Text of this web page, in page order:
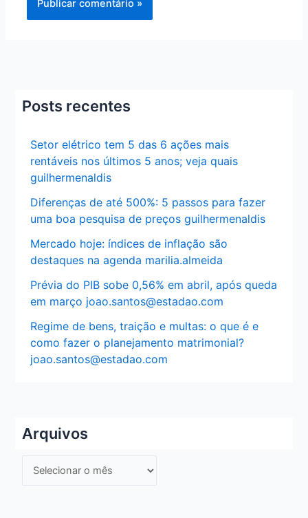
Posts recentes
Setor elétrico tem 5 das 6 ações mais
rentáveis nos últimos 5 anos; veja quais
guilhermenaldis
Diferenças de até 500%: 5 passos para fazer
uma boa pesquisa de preços guilhermenaldis
Mercado hoje: índices de inflação são
destaques na agenda marilia.almeida
Prévia do PIB sobe 0,56% em abril, após queda
em março joao.santos@estadao.com
Regime de bens, traição e multas: o que é e
como fazer o planejamento matrimonial?
joao.santos@estadao.com
Arquivos